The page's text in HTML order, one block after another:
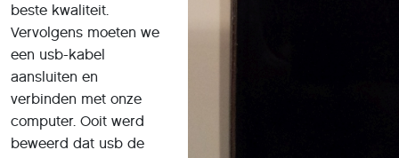
een usb-kabel
aansluiten en
verbinden met onze
computer. Ooit werd
beweerd dat usb de
standaardkabel zou
worden, maar